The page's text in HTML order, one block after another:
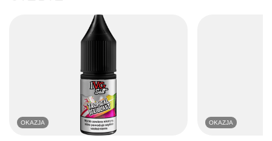
OKAZJA OKAZJA